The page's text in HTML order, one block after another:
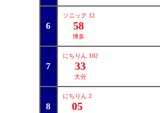
6
ソニック 12
58
博多
7
にちりん 102
33
大分
8
にちりん 2
05